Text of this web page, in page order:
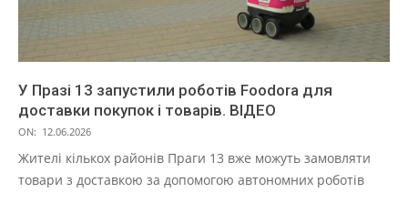
У Празі 13 запустили роботів Foodora для
доставки покупок і товарів. ВІДЕО
ON: 12.06.2026
Жителі кількох районів Праги 13 вже можуть замовляти
товари з доставкою за допомогою автономних роботів